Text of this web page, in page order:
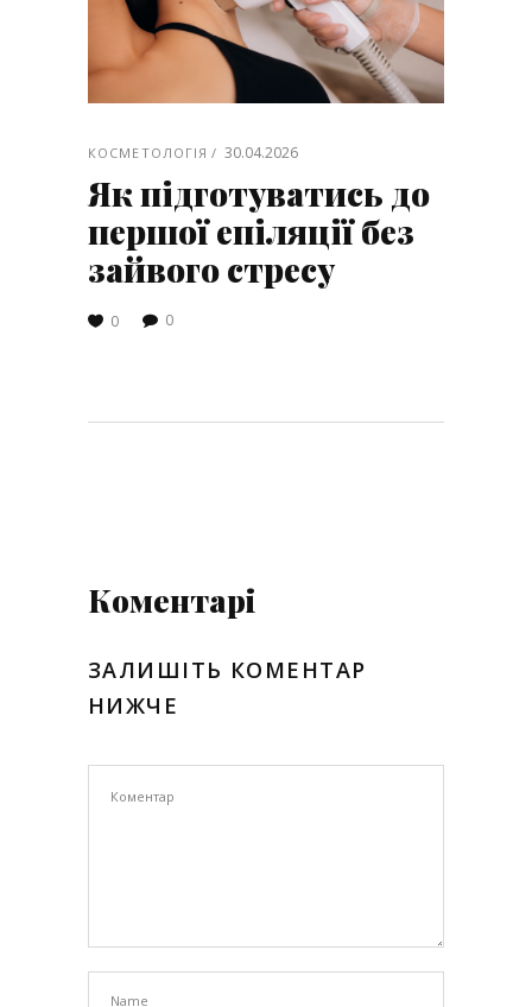
КОСМЕТОЛОГІЯ 30.04.2026
Як підготуватись до
першої епіляції без
зайвого стресу
0 0
Коментарі
ЗАЛИШІТЬ КОМЕНТАР
НИЖЧЕ